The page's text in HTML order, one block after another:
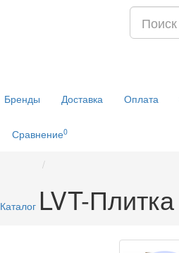
Бренды Доставка Оплата
Сравнение0
Каталог LVT-Плитка